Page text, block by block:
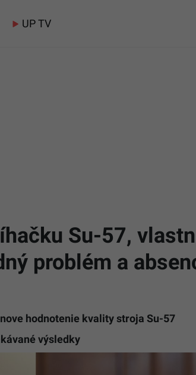
UP TV
Su-57,
problém a
hodnotenie kvality stroja Su-57
výsledky